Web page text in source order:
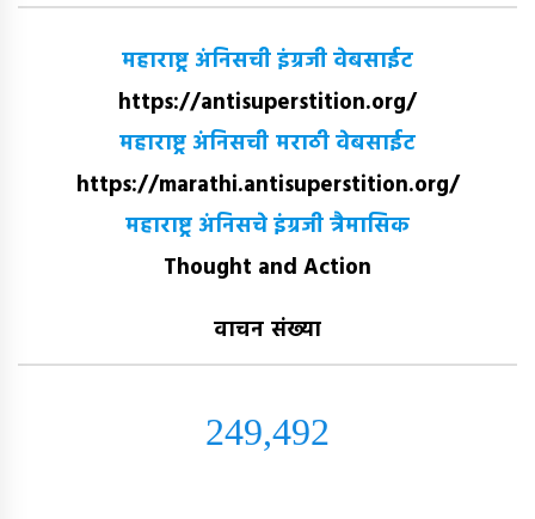
महाराष्ट्र अंनिसची इंग्रजी वेबसाईट
https://antisuperstition.org/
महाराष्ट्र अंनिसची मराठी वेबसाईट
https://marathi.antisuperstition.org/
महाराष्ट्र अंनिसचे इंग्रजी त्रैमासिक
Thought and Action
वाचन संख्या
249,492